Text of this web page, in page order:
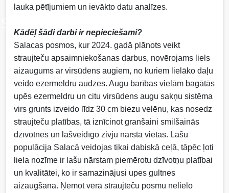
lauka pētījumiem un ievākto datu analīzes.
Kādēļ šādi darbi ir nepieciešami?
Salacas posmos, kur 2024. gadā plānots veikt
straujteču apsaimniekošanas darbus, novērojams liels
aizaugums ar virsūdens augiem, no kuriem lielāko daļu
veido ezermeldru audzes. Augu barības vielām bagātās
upēs ezermeldru un citu virsūdens augu sakņu sistēma
virs grunts izveido līdz 30 cm biezu velēnu, kas nosedz
straujteču platības, tā iznīcinot granšaini smilšainās
dzīvotnes un lašveidīgo zivju nārsta vietas. Lašu
populācija Salacā veidojas tikai dabiskā ceļā, tāpēc ļoti
liela nozīme ir lašu nārstam piemērotu dzīvotņu platībai
un kvalitātei, ko ir samazinājusi upes gultnes
aizaugšana. Ņemot vērā straujteču posmu nelielo